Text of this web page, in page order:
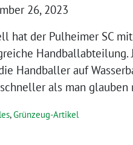
26, 2023
hat der Pulheimer SC
Handballabteilung.
Handballer auf
als man
,Grünzeug-Artikel